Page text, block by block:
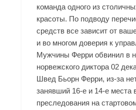
команда одного из
красоты. По подводу
средств все зависит от
и во многом доверия к
Мужчины Ферри обвинил в
норвежского диктора 02
Швед Бьорн Ферри, из-за
занявший 16-е и 14-е места
преследования на